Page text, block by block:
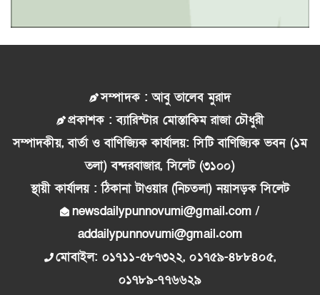
সম্পাদক : আবু তালেব মুরাদ
প্রকাশক : ব্যারিস্টার মোস্তাকিম রাজা চৌধুরী
সম্পাদকীয়, বার্তা ও বাণিজ্যিক কার্যালয়: সিটি বাণিজ্যিক ভবন (১ম
তলা) বন্দরবাজার, সিলেট (৩১০০)
স্থায়ী কার্যালয় : ঠিকানা টাওয়ার (নিচতলা) নয়াসড়ক সিলেট
newsdailypunnovumi@gmail.com /
addailypunnovumi@gmail.com
মোবাইল: ০১৭১১-৫৮৭৩২২, ০১৭৫৯-৪৮৮৪০৫,
০১৭৮৯-৭৭৬৬২৯